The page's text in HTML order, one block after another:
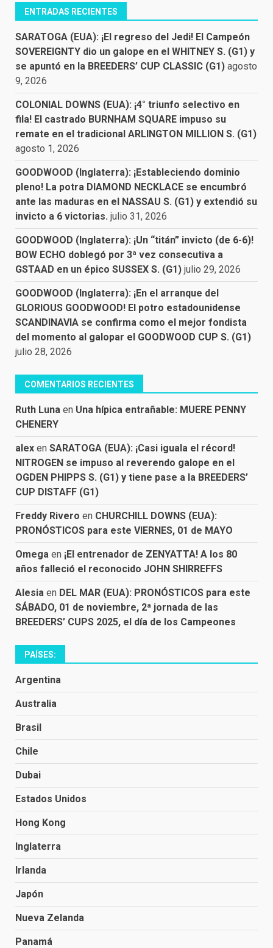
ENTRADAS RECIENTES
SARATOGA (EUA): ¡El regreso del Jedi! El Campeón
SOVEREIGNTY dio un galope en el WHITNEY S. (G1) y
se apuntó en la BREEDERS’ CUP CLASSIC (G1) agosto
9, 2026
COLONIAL DOWNS (EUA): ¡4° triunfo selectivo en
fila! El castrado BURNHAM SQUARE impuso su
remate en el tradicional ARLINGTON MILLION S. (G1)
agosto 1, 2026
GOODWOOD (Inglaterra): ¡Estableciendo dominio
pleno! La potra DIAMOND NECKLACE se encumbró
ante las maduras en el NASSAU S. (G1) y extendió su
invicto a 6 victorias. julio 31, 2026
GOODWOOD (Inglaterra): ¡Un “titán” invicto (de 6-6)!
BOW ECHO doblegó por 3ª vez consecutiva a
GSTAAD en un épico SUSSEX S. (G1) julio 29, 2026
GOODWOOD (Inglaterra): ¡En el arranque del
GLORIOUS GOODWOOD! El potro estadounidense
SCANDINAVIA se confirma como el mejor fondista
del momento al galopar el GOODWOOD CUP S. (G1)
julio 28, 2026
COMENTARIOS RECIENTES
Ruth Luna en Una hípica entrañable: MUERE PENNY
CHENERY
alex en SARATOGA (EUA): ¡Casi iguala el récord!
NITROGEN se impuso al reverendo galope en el
OGDEN PHIPPS S. (G1) y tiene pase a la BREEDERS’
CUP DISTAFF (G1)
Freddy Rivero en CHURCHILL DOWNS (EUA):
PRONÓSTICOS para este VIERNES, 01 de MAYO
Omega en ¡El entrenador de ZENYATTA! A los 80
años falleció el reconocido JOHN SHIRREFFS
Alesia en DEL MAR (EUA): PRONÓSTICOS para este
SÁBADO, 01 de noviembre, 2ª jornada de las
BREEDERS’ CUPS 2025, el día de los Campeones
PAÍSES:
Argentina
Australia
Brasil
Chile
Dubai
Estados Unidos
Hong Kong
Inglaterra
Irlanda
Japón
Nueva Zelanda
Panamá